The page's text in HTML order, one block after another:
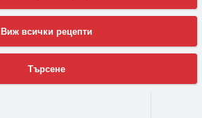
Виж всички рецепти
Търсене